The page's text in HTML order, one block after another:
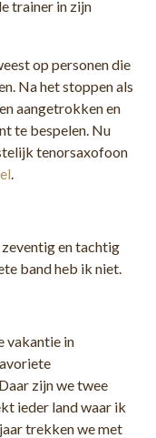
trainer in zijn
op personen die
Na het stoppen als
aangetrokken en
te bespelen. Nu
tenorsaxofoon
.
en tachtig
band heb ik niet.
vakantie in
zijn we twee
ieder land waar ik
trekken we met